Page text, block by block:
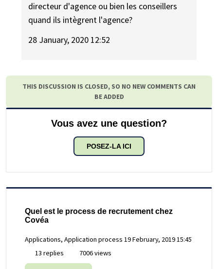
directeur d'agence ou bien les conseillers
quand ils intègrent l'agence?
28 January, 2020 12:52
THIS DISCUSSION IS CLOSED, SO NO NEW COMMENTS CAN
BE ADDED
Vous avez une question?
POSEZ-LA ICI
Quel est le process de recrutement chez
Covéa
Applications, Application process 19 February, 2019 15:45
13 replies
7006 views